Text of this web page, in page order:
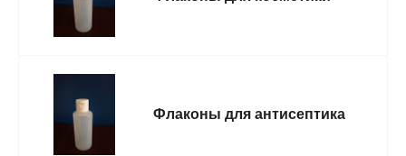
Флаконы для антисептика